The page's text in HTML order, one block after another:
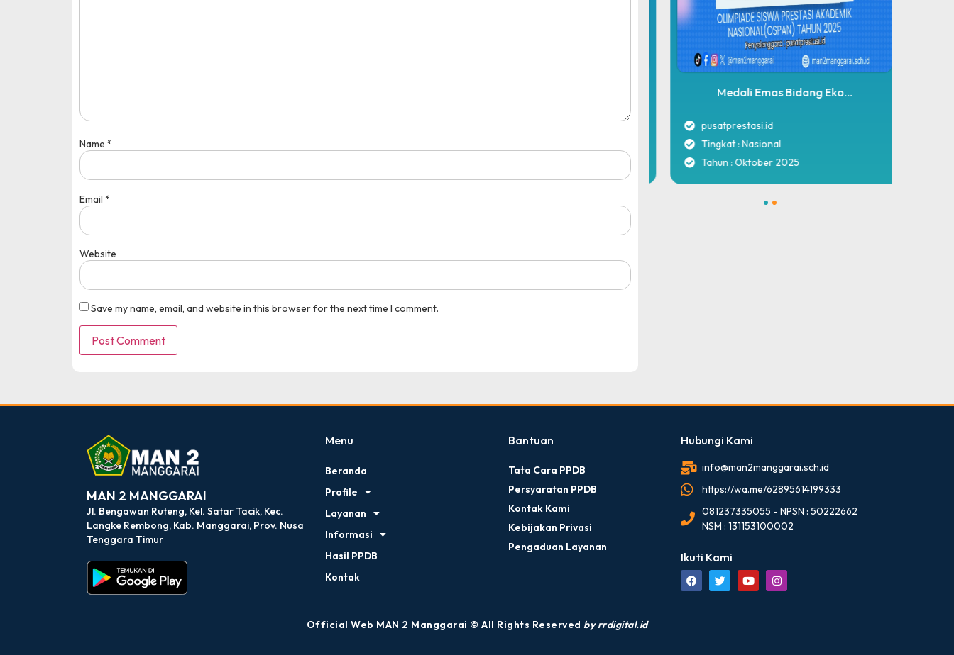
Name *
Email *
Website
Save my name, email, and website in this browser for the next time I comment.
Medali Emas Bidang Eko...
pusatprestasi.id
Tingkat : Nasional
Tahun : Oktober 2025
MAN 2 MANGGARAI
Jl. Bengawan Ruteng, Kel. Satar Tacik, Kec.
Langke Rembong, Kab. Manggarai, Prov. Nusa
Tenggara Timur
Menu
Beranda
Profile
Layanan
Informasi
Hasil PPDB
Kontak
Bantuan
Tata Cara PPDB
Persyaratan PPDB
Kontak Kami
Kebijakan Privasi
Pengaduan Layanan
Hubungi Kami
info@man2manggarai.sch.id
https://wa.me/62895614199333
081237335055 - NPSN : 50222662
NSM : 131153100002
Ikuti Kami
Official Web MAN 2 Manggarai © All Rights Reserved by rrdigital.id